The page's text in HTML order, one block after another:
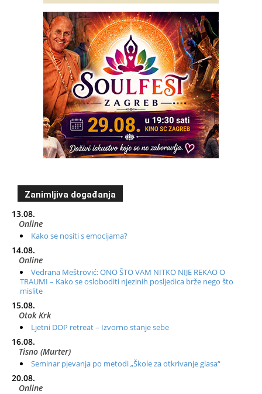
Zanimljiva događanja
13.08.
Online
Kako se nositi s emocijama?
14.08.
Online
Vedrana Meštrović: ONO ŠTO VAM NITKO NIJE REKAO O
TRAUMI – Kako se osloboditi njezinih posljedica brže nego što
mislite
15.08.
Otok Krk
Ljetni DOP retreat – Izvorno stanje sebe
16.08.
Tisno (Murter)
Seminar pjevanja po metodi „Škole za otkrivanje glasa“
20.08.
Online